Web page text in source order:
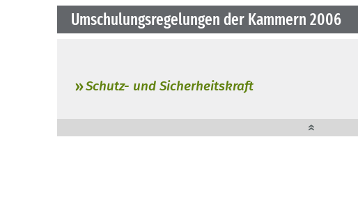
Umschulungsregelungen der Kammern 2006
Schutz- und Sicherheitskraft